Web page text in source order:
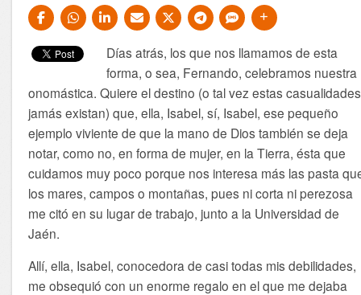
Días atrás, los que nos llamamos de esta
forma, o sea, Fernando, celebramos nuestra
onomástica. Quiere el destino (o tal vez estas casualidades
jamás existan) que, ella, Isabel, sí, Isabel, ese pequeño
ejemplo viviente de que la mano de Dios también se deja
notar, como no, en forma de mujer, en la Tierra, ésta que
cuidamos muy poco porque nos interesa más las pasta
los mares, campos o montañas, pues ni corta ni perezosa
me citó en su lugar de trabajo, junto a la Universidad de
Jaén.
Allí, ella, Isabel, conocedora de casi todas mis debilidades,
me obsequió con un enorme regalo en el que me dejaba